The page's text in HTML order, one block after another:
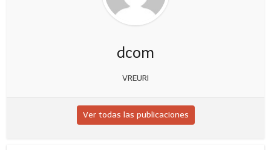
dcom
VREURI
Ver todas las publicaciones